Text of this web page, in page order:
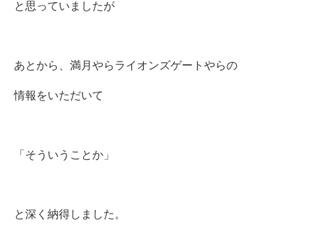
と思っていましたが
あとから、満月やらライオンズゲートやらの
情報をいただいて
「そういうことか」
と深く納得しました。